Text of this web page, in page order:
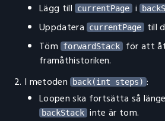
Lägg till currentPage i
Uppdatera currentPage till
Töm forwardStack
för att
framåthistoriken.
I metoden back(int steps) :
Loopen ska fortsätta så länge
backStack inte är tom.